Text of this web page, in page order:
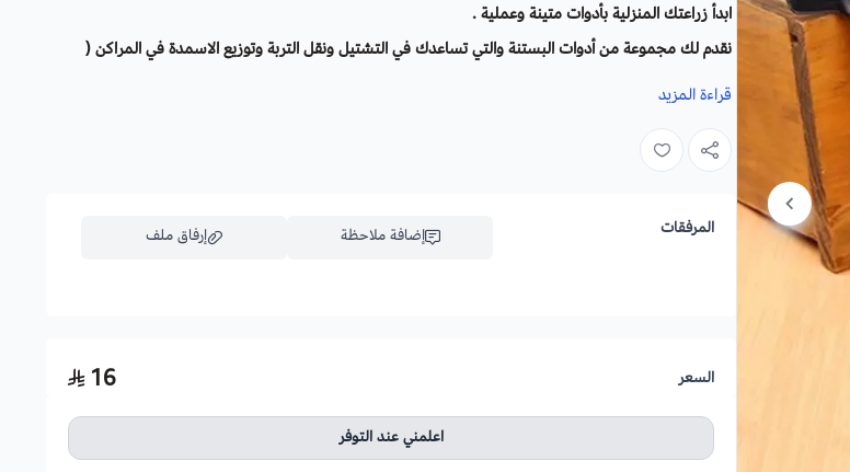
ابدأ زراعتك المنزلية بأدوات متينة وعملية .
نقدم لك مجموعة من أدوات البستنة والتي تساعدك في التشتيل ونقل التربة وتوزيع الاسمدة في المراكن (
اصيص ) الصغير والكبيرة
الميزات:
سهلة الاستخدام.
المواصفات:
قراءة المزيد
المرفقات إضافة ملاحظة إرفاق ملف
السعر 16
اعلمني عند التوفر